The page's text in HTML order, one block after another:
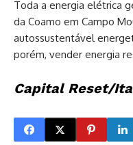
Toda a energia elétrica
da Coamo em Campo
autossustentável
porém, vender energia
Capital Reset/